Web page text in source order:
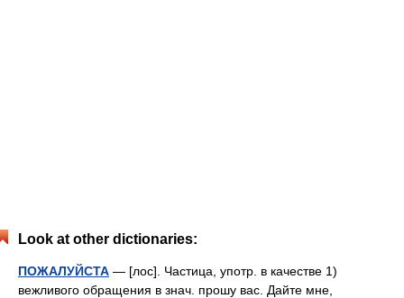
Look at other dictionaries:
ПОЖАЛУЙСТА — [лос]. Частица, употр. в качестве 1)
вежливого обращения в знач. прошу вас. Дайте мне,